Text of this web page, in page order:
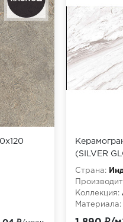
(SILVER
(1,44м2/
Страна:
Коллекция:
Материала: